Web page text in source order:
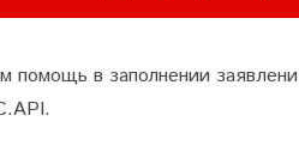
помощь в заполнении